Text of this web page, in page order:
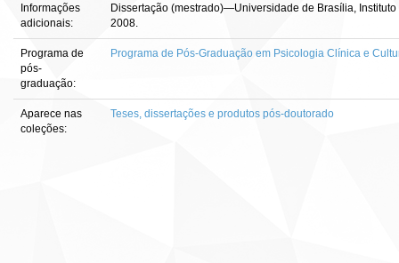
Informações
adicionais:
Dissertação (mestrado)—Universidade de Brasília,
2008.
Programa de
pós-
graduação:
Programa de Pós-Graduação em Psicologia Clínica e
Aparece nas
coleções:
Teses, dissertações e produtos pós-doutorado